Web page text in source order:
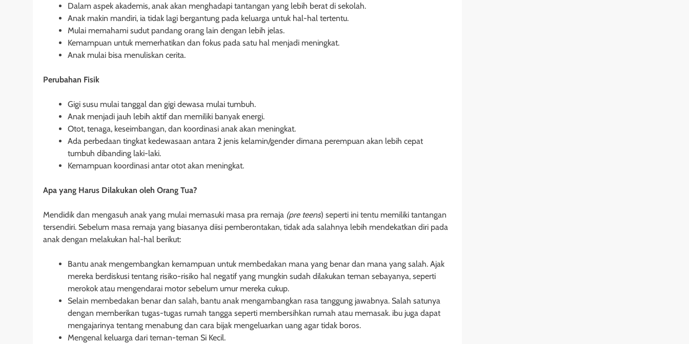
Dalam aspek akademis, anak akan menghadapi tantangan yang lebih berat di sekolah.
Anak makin mandiri, ia tidak lagi bergantung pada keluarga untuk hal-hal tertentu.
Mulai memahami sudut pandang orang lain dengan lebih jelas.
Kemampuan untuk memerhatikan dan fokus pada satu hal menjadi meningkat.
Anak mulai bisa menuliskan cerita.
Perubahan Fisik
Gigi susu mulai tanggal dan gigi dewasa mulai tumbuh.
Anak menjadi jauh lebih aktif dan memiliki banyak energi.
Otot, tenaga, keseimbangan, dan koordinasi anak akan meningkat.
Ada perbedaan tingkat kedewasaan antara 2 jenis kelamin/gender dimana perempuan akan lebih cepat
tumbuh dibanding laki-laki.
Kemampuan koordinasi antar otot akan meningkat.
Apa yang Harus Dilakukan oleh Orang Tua?
Mendidik dan mengasuh anak yang mulai memasuki masa pra remaja (pre teens) seperti ini tentu memiliki tantangan
tersendiri. Sebelum masa remaja yang biasanya diisi pemberontakan, tidak ada salahnya lebih mendekatkan diri pada
anak dengan melakukan hal-hal berikut:
Bantu anak mengembangkan kemampuan untuk membedakan mana yang benar dan mana yang salah. Ajak
mereka berdiskusi tentang risiko-risiko hal negatif yang mungkin sudah dilakukan teman sebayanya, seperti
merokok atau mengendarai motor sebelum umur mereka cukup.
Selain membedakan benar dan salah, bantu anak mengambangkan rasa tanggung jawabnya. Salah satunya
dengan memberikan tugas-tugas rumah tangga seperti membersihkan rumah atau memasak. ibu juga dapat
mengajarinya tentang menabung dan cara bijak mengeluarkan uang agar tidak boros.
Mengenal keluarga dari teman-teman Si Kecil.